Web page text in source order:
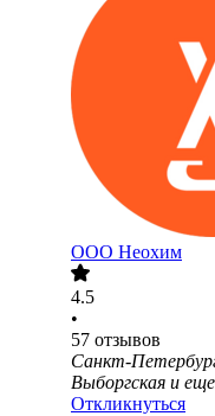
ООО Неохим
4.5
•
57 отзывов
Санкт-
Выборгская и еще
Откликнуться